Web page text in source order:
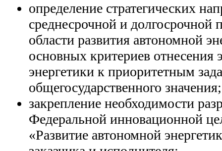
определение стратегических
среднесрочной и долгосрочной
области развития автономной
основных критериев отнесения
энергетики к приоритетным
общегосударственного значения;
закрепление необходимости
Федеральной инновационной
«Развитие автономной